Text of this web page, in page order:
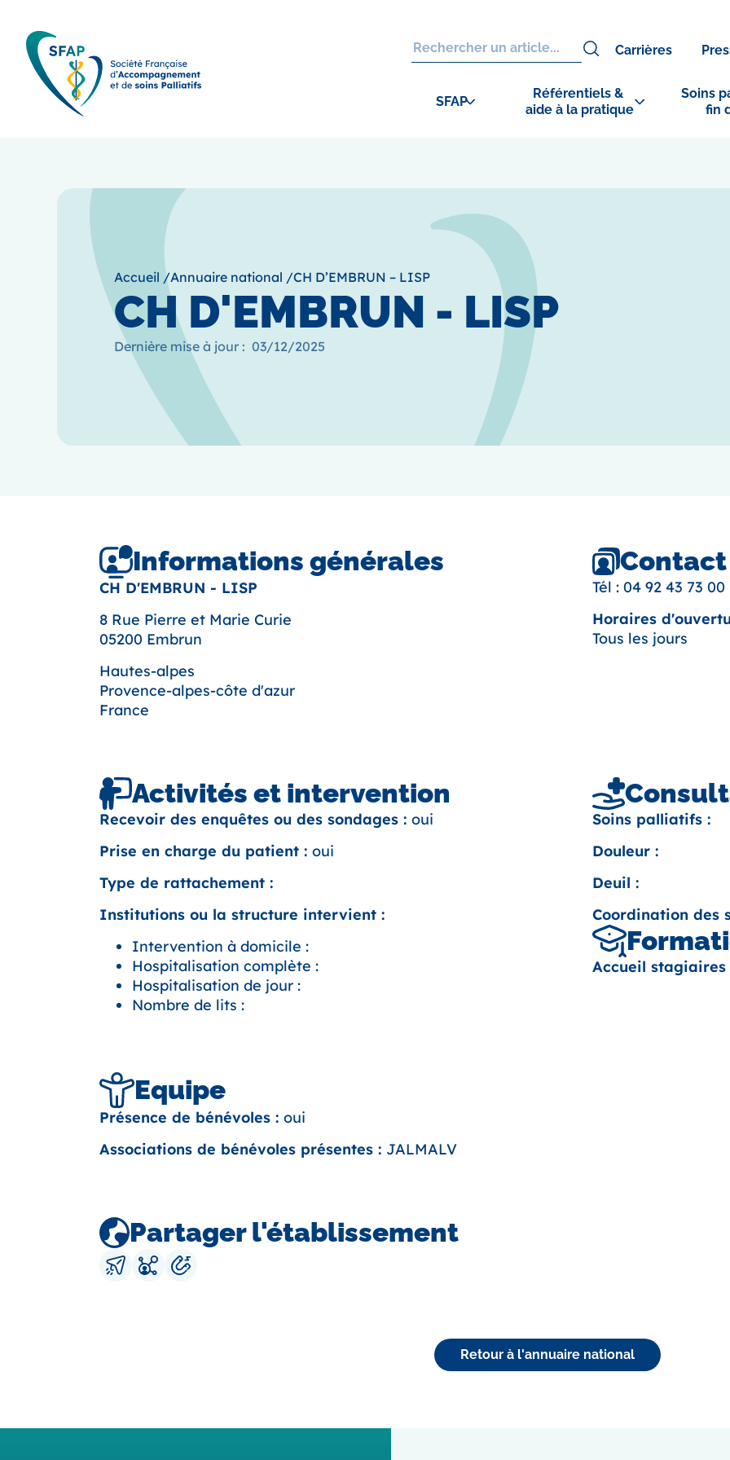
Carrières
SFAP
Référentiels &
aide à la pratique
Soins
fin
Accueil /Annuaire national /CH D’EMBRUN – LISP
CH D'EMBRUN - LISP
Dernière mise à jour : 03/12/2025
Informations générales
CH D'EMBRUN - LISP
8 Rue Pierre et Marie Curie
05200 Embrun
Hautes-alpes
Provence-alpes-côte d'azur
France
Contact
Tél : 04 92 43 73 00
Horaires
Tous les jours
Activités et intervention
Recevoir des enquêtes ou des sondages : oui
Prise en charge du patient : oui
Type de rattachement :
Institutions ou la structure intervient :
Intervention à domicile :
Hospitalisation complète :
Hospitalisation de jour :
Nombre de lits :
Soins palliatifs :
Douleur :
Deuil :
Coordination des
Accueil stagiaires
Equipe
Présence de bénévoles : oui
Associations de bénévoles présentes : JALMALV
Partager l'établissement
Retour à l'annuaire national